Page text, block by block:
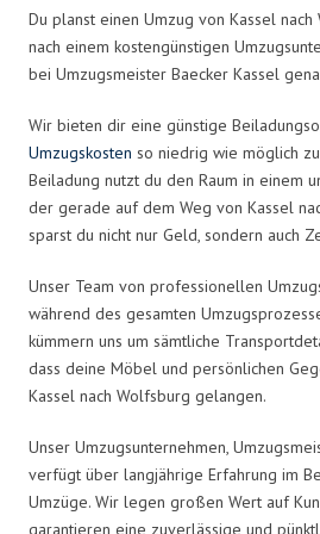
Du planst einen Umzug von Kassel
nach einem kostengünstigen
bei Umzugsmeister Baecker Kassel
Wir bieten dir eine günstige
Umzugskosten so niedrig wie möglich
Beiladung nutzt du den Raum in einem
der gerade auf dem Weg von Kassel
sparst du nicht nur Geld, sondern auch
Unser Team von professionellen
während des gesamten
kümmern uns um sämtliche
dass deine Möbel und persönlichen
Kassel nach Wolfsburg gelangen.
Unser Umzugsunternehmen,
verfügt über langjährige Erfahrung im
Umzüge. Wir legen großen Wert auf
garantieren eine zuverlässige und